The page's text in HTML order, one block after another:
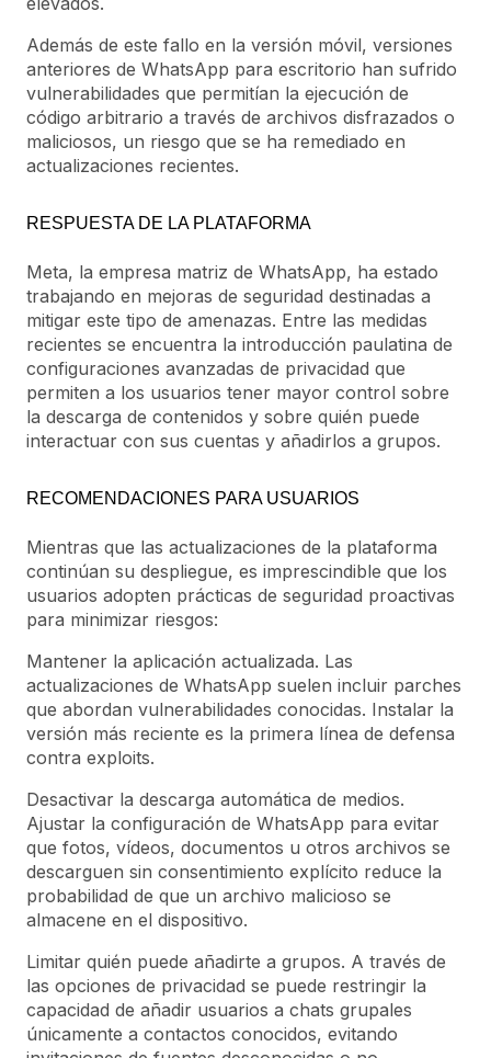
Además de este fallo en la versión móvil, versiones
anteriores de WhatsApp para escritorio han sufrido
vulnerabilidades que permitían la ejecución de
código arbitrario a través de archivos disfrazados o
maliciosos, un riesgo que se ha remediado en
actualizaciones recientes.
RESPUESTA DE LA PLATAFORMA
Meta, la empresa matriz de WhatsApp, ha estado
trabajando en mejoras de seguridad destinadas a
mitigar este tipo de amenazas. Entre las medidas
recientes se encuentra la introducción paulatina de
configuraciones avanzadas de privacidad que
permiten a los usuarios tener mayor control sobre
la descarga de contenidos y sobre quién puede
interactuar con sus cuentas y añadirlos a grupos.
RECOMENDACIONES PARA USUARIOS
Mientras que las actualizaciones de la plataforma
continúan su despliegue, es imprescindible que los
usuarios adopten prácticas de seguridad proactivas
para minimizar riesgos:
Mantener la aplicación actualizada. Las
actualizaciones de WhatsApp suelen incluir parches
que abordan vulnerabilidades conocidas. Instalar la
versión más reciente es la primera línea de defensa
contra exploits.
Desactivar la descarga automática de medios.
Ajustar la configuración de WhatsApp para evitar
que fotos, vídeos, documentos u otros archivos se
descarguen sin consentimiento explícito reduce la
probabilidad de que un archivo malicioso se
almacene en el dispositivo.
Limitar quién puede añadirte a grupos. A través de
las opciones de privacidad se puede restringir la
capacidad de añadir usuarios a chats grupales
únicamente a contactos conocidos, evitando